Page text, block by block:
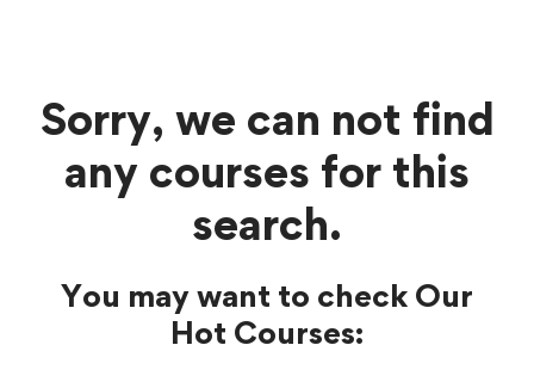
Sorry, we can not find
any courses for this
search.
You may want to check Our
Hot Courses: